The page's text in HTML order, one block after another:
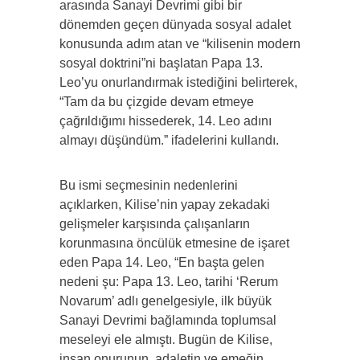
arasında Sanayi Devrimi gibi bir
dönemden geçen dünyada sosyal adalet
konusunda adım atan ve “kilisenin modern
sosyal doktrini”ni başlatan Papa 13.
Leo’yu onurlandırmak istediğini belirterek,
“Tam da bu çizgide devam etmeye
çağrıldığımı hissederek, 14. Leo adını
almayı düşündüm.” ifadelerini kullandı.
Bu ismi seçmesinin nedenlerini
açıklarken, Kilise’nin yapay zekadaki
gelişmeler karşısında çalışanların
korunmasına öncülük etmesine de işaret
eden Papa 14. Leo, “En başta gelen
nedeni şu: Papa 13. Leo, tarihi ‘Rerum
Novarum’ adlı genelgesiyle, ilk büyük
Sanayi Devrimi bağlamında toplumsal
meseleyi ele almıştı. Bugün de Kilise,